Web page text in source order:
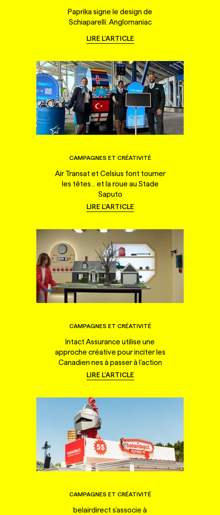
Paprika signe le design de
Schiaparelli: Anglomaniac
LIRE L'ARTICLE
CAMPAGNES ET CRÉATIVITÉ
Air Transat et Celsius font tourner
les têtes... et la roue au Stade
Saputo
LIRE L'ARTICLE
CAMPAGNES ET CRÉATIVITÉ
Intact Assurance utilise une
approche créative pour inciter les
Canadien·nes à passer à l'action
LIRE L'ARTICLE
CAMPAGNES ET CRÉATIVITÉ
belairdirect s'associe à